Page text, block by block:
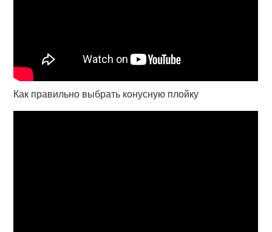
Как правильно выбрать конусную плойку